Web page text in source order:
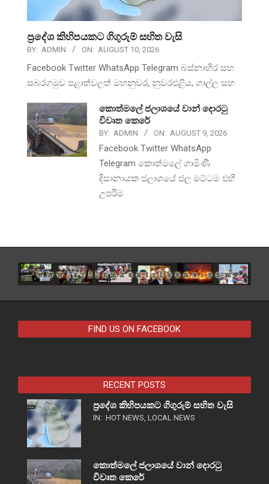
ප්‍රදේශ කිහිපයකට ගිගුරුම් සහිත වැසි
BY: ADMIN ON: AUGUST 10, 2026
Facebook Twitter WhatsApp Telegram බස්නාහිර සහ
සබරගමුව පළාත්වලත් මහනුවර, නුවරඑළිය, ගාල්ල සහ
කොත්මලේ ජලාශයේ වාන් දොරටු
විවෘත කෙරේ
BY: ADMIN ON: AUGUST 9, 2026
Facebook Twitter WhatsApp
Telegram කොත්මලේ ගාමිණී
දිසානායක ජලාශයේ ජල මට්ටම එහි
උපරිම
FIND US ON FACEBOOK
RECENT POSTS
ප්‍රදේශ කිහිපයකට ගිගුරුම් සහිත වැසි
IN: HOT NEWS, LOCAL NEWS
කොත්මලේ ජලාශයේ වාන් දොරටු
විවෘත කෙරේ